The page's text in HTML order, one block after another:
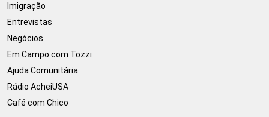
Imigração
Entrevistas
Negócios
Em Campo com Tozzi
Ajuda Comunitária
Rádio AcheiUSA
Café com Chico